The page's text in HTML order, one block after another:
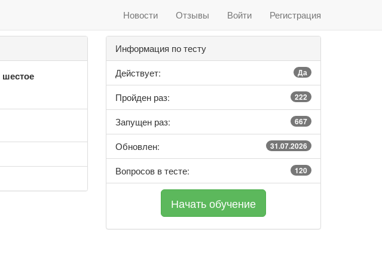
Новости Отзывы Войти Регистрация
шестое
Информация по тесту
Действует:
Да
Пройден раз: 222
Запущен раз: 667
Обновлен: 31.07.2026
Вопросов в тесте: 120